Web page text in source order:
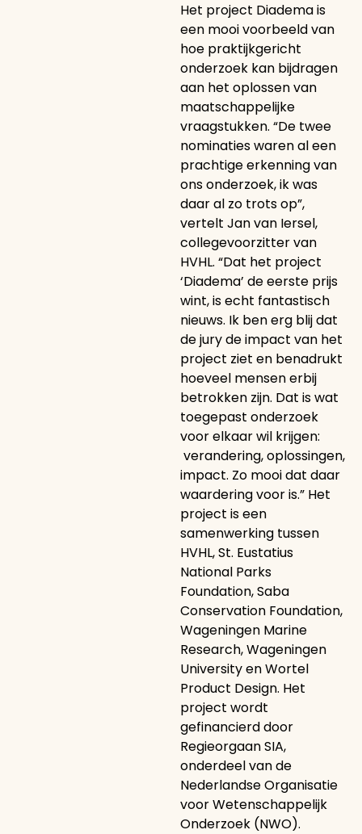
Het project Diadema is
een mooi voorbeeld van
hoe praktijkgericht
onderzoek kan bijdragen
aan het oplossen van
maatschappelijke
vraagstukken. “De twee
nominaties waren al een
prachtige erkenning van
ons onderzoek, ik was
daar al zo trots op”,
vertelt Jan van Iersel,
collegevoorzitter van
HVHL. “Dat het project
‘Diadema’ de eerste prijs
wint, is echt fantastisch
nieuws. Ik ben erg blij dat
de jury de impact van het
project ziet en benadrukt
hoeveel mensen erbij
betrokken zijn. Dat is wat
toegepast onderzoek
voor elkaar wil krijgen:
verandering, oplossingen,
impact. Zo mooi dat daar
waardering voor is.” Het
project is een
samenwerking tussen
HVHL, St. Eustatius
National Parks
Foundation, Saba
Conservation Foundation,
Wageningen Marine
Research, Wageningen
University en Wortel
Product Design. Het
project wordt
gefinancierd door
Regieorgaan SIA,
onderdeel van de
Nederlandse Organisatie
voor Wetenschappelijk
Onderzoek (NWO).